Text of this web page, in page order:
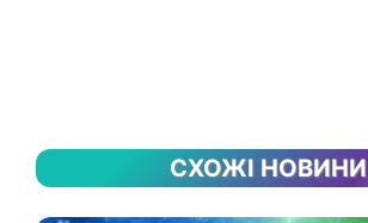
СХОЖІ НОВИНИ